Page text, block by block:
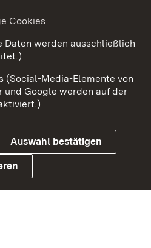
Barrierefreiheit
Cookies
Cookies
Daten werden ausschließlich
(Social-Media-Elemente von
und Google werden auf der
Auswahl bestätigen